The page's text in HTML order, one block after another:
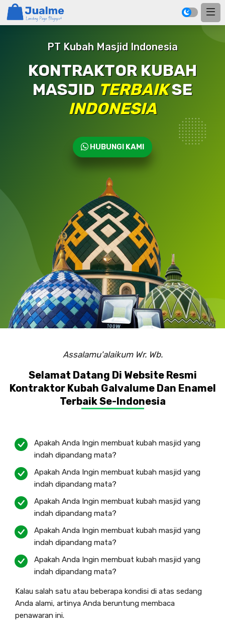
PT Kubah Masjid Indonesia
KONTRAKTOR KUBAH
MASJID TERBAIKSE
INDONESIA
HUBUNGI KAMI
Assalamu'alaikum Wr. Wb.
Selamat Datang Di Website Resmi
Kontraktor Kubah Galvalume Dan Enamel
Terbaik Se-Indonesia
Apakah Anda Ingin membuat kubah masjid yang
indah dipandang mata?
Apakah Anda Ingin membuat kubah masjid yang
indah dipandang mata?
Apakah Anda Ingin membuat kubah masjid yang
indah dipandang mata?
Apakah Anda Ingin membuat kubah masjid yang
indah dipandang mata?
Apakah Anda Ingin membuat kubah masjid yang
indah dipandang mata?
Kalau salah satu atau beberapa kondisi di atas sedang
Anda alami, artinya Anda beruntung membaca
penawaran ini.